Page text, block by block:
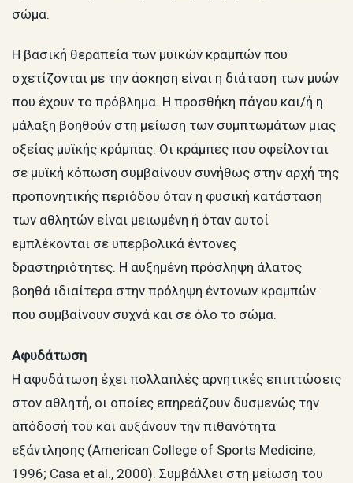
σώμα.
Η βασική θεραπεία των μυϊκών κραμπών που
σχετίζονται με την άσκηση είναι η διάταση των μυών
που έχουν το πρόβλημα. Η προσθήκη πάγου και/ή η
μάλαξη βοηθούν στη μείωση των συμπτωμάτων μιας
οξείας μυϊκής κράμπας. Οι κράμπες που οφείλονται
σε μυϊκή κόπωση συμβαίνουν συνήθως στην αρχή της
προπονητικής περιόδου όταν η φυσική κατάσταση
των αθλητών είναι μειωμένη ή όταν αυτοί
εμπλέκονται σε υπερβολικά έντονες
δραστηριότητες. Η αυξημένη πρόσληψη άλατος
βοηθά ιδιαίτερα στην πρόληψη έντονων κραμπών
που συμβαίνουν συχνά και σε όλο το σώμα.
Αφυδάτωση
Η αφυδάτωση έχει πολλαπλές αρνητικές επιπτώσεις
στον αθλητή, οι οποίες επηρεάζουν δυσμενώς την
απόδοσή του και αυξάνουν την πιθανότητα
εξάντλησης (American College of Sports Medicine,
1996; Casa et al., 2000). Συμβάλλει στη μείωση του